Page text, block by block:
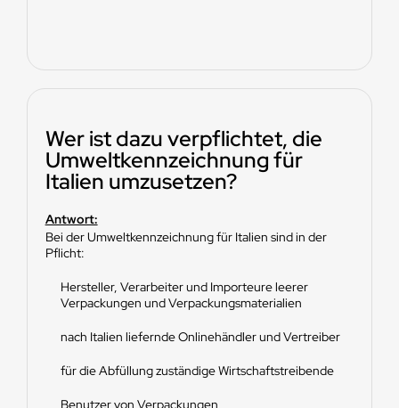
Wer ist dazu verpflichtet, die
Umweltkennzeichnung für
Italien umzusetzen?
Antwort:
Bei der Umweltkennzeichnung für Italien sind in der
Pflicht:
Hersteller, Verarbeiter und Importeure leerer
Verpackungen und Verpackungsmaterialien
nach Italien liefernde Onlinehändler und Vertreiber
für die Abfüllung zuständige Wirtschaftstreibende
Benutzer von Verpackungen